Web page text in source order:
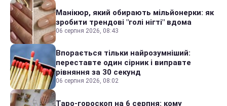
Манікюр, який обирають мільйонерки: як
зробити трендові "голі нігті" вдома
06 серпня 2026, 08:43
Впорається тільки найрозумніший:
переставте один сірник і виправте
рівняння за 30 секунд
06 серпня 2026, 08:02
Таро-гороскоп на 6 серпня: кому